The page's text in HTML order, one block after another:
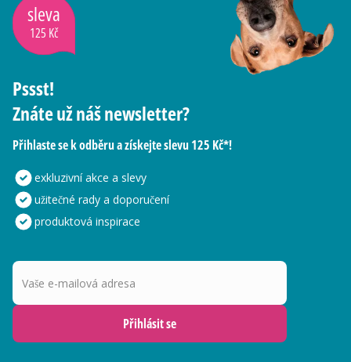
sleva
125 Kč
Pssst!
Znáte už náš newsletter?
Přihlaste se k odběru a získejte slevu 125 Kč*!
exkluzivní akce a slevy
užitečné rady a doporučení
produktová inspirace
Vaše e-mailová adresa
Přihlásit se